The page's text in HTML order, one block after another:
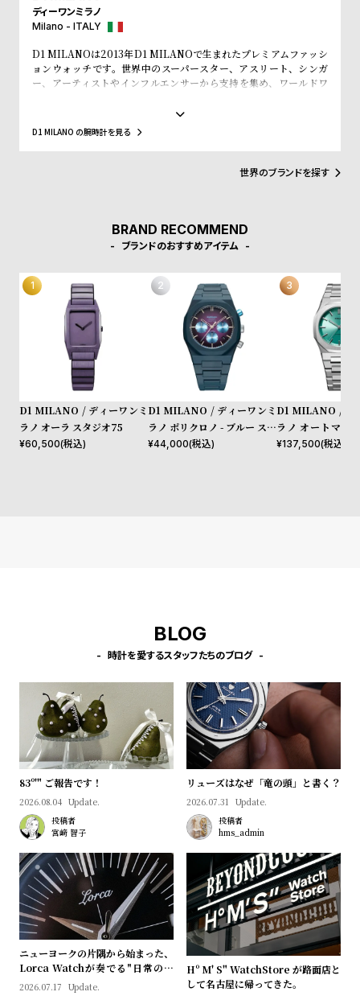
時
計
ス
刻
印
よ
く
お
問
ディーワンミラノ
Milano - ITALY
D1 MILANOは2013年D1 MILANOで生まれたプレミアムファッシ
ョンウォッチです。世界中のスーパースター、アスリート、シンガ
ー、アーティストやインフルエンサーから支持を集め、ワールドワ
970年代のイタリアンなクリアラインと美的感覚にインスパイアさ
れたデザインは、流行を追いかける全ての人々にとってのマストア
イテムとなることでしょう。Forbesによって、ファッションを再定
義する若いイタリアンブランドのトップ10にノミネートされまし
た。その中にはGQやVogue、Elle、Esquireなどファッション業界
D1 MILANO の腕時計を見る
世界のブランドを探す
BRAND RECOMMEND
ブランドのおすすめアイテム
D1 MILANO / ディーワンミ
ラノ オーラ スタジオ75
¥60,500(税込)
D1 MILANO / ディーワンミ
ラノ ポリクロノ - ブルー スペ
クトラム
¥44,000(税込)
D1 MILANO / デ
ラノ オートマテ
コード
¥137,500(税込)
BLOG
時計を愛するスタッフたちのブログ
83º'" ご報告です！
2026.08.04 Update.
投稿者
宮﨑 智子
リューズはなぜ「竜の頭」と書く？
2026.07.31 Update.
投稿者
hms_admin
ニューヨークの片隅から始まった、
Lorca Watchが奏でる"日常のロ
マン"｜Brand Picks #08
2026.07.17 Update.
Hº M' S" WatchStore が路面店と
して名古屋に帰ってきた。